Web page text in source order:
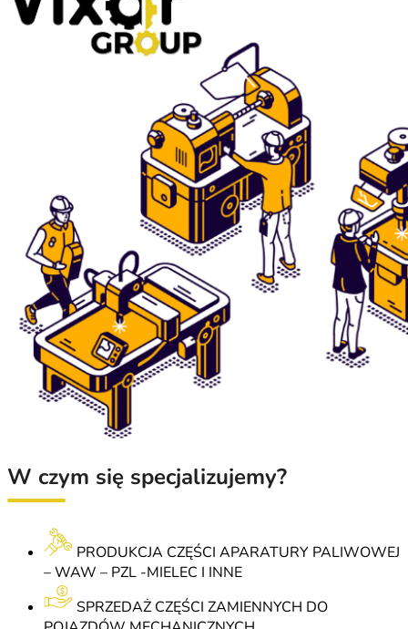
W czym się specjalizujemy?
PRODUKCJA CZĘŚCI APARATURY PALIWOWEJ
– WAW – PZL -MIELEC I INNE
SPRZEDAŻ CZĘŚCI ZAMIENNYCH DO